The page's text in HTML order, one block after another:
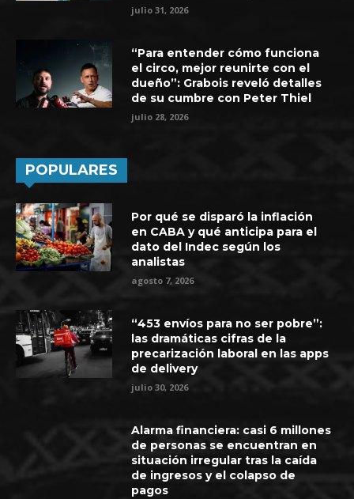
julio 31, 2026
“Para entender cómo funciona
el circo, mejor reunirte con el
dueño”: Grabois reveló detalles
de su cumbre con Peter Thiel
julio 28, 2026
POPULARES
Por qué se disparó la inflación
en CABA y qué anticipa para el
dato del Indec según los
analistas
agosto 7, 2026
“453 envíos para no ser pobre”:
las dramáticas cifras de la
precarización laboral en las apps
de delivery
julio 30, 2026
Alarma financiera: casi 6 millones
de personas se encuentran en
situación irregular tras la caída
de ingresos y el colapso de
pagos